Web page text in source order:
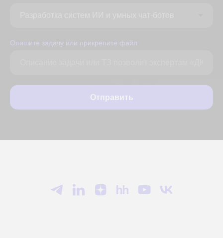
Опишите задачу или прикрепите файл
Отправить